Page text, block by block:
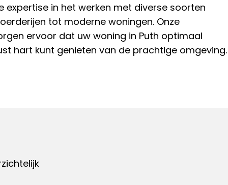
expertise in het werken met diverse soorten
tot moderne woningen. Onze
ervoor dat uw woning in Puth optimaal
hart kunt genieten van de prachtige omgeving.